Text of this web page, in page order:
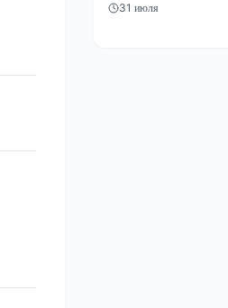
31 июля